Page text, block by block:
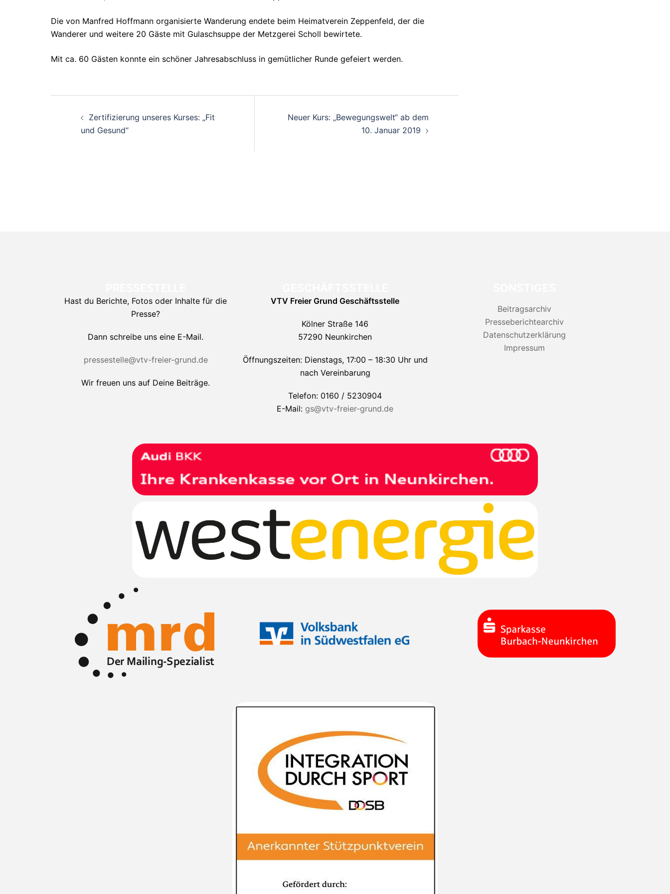
Die von Manfred Hoffmann organisierte Wanderung endete beim Heimatverein Zeppenfeld, der die
Wanderer und weitere 20 Gäste mit Gulaschsuppe der Metzgerei Scholl bewirtete.
Mit ca. 60 Gästen konnte ein schöner Jahresabschluss in gemütlicher Runde gefeiert werden.
Beitragsnavigation
Zertifizierung unseres Kurses: „Fit
und Gesund“
Neuer Kurs: „Bewegungswelt“ ab dem
10. Januar 2019
Hast du Berichte, Fotos oder Inhalte für die
Presse?
Dann schreibe uns eine E-Mail.
pressestelle@vtv-freier-grund.de
Wir freuen uns auf Deine Beiträge.
VTV Freier Grund Geschäftsstelle
Kölner Straße 146
57290 Neunkirchen
Öffnungszeiten: Dienstags, 17:00 – 18:30 Uhr und
nach Vereinbarung
Telefon: 0160 / 5230904
E-Mail: gs@vtv-freier-grund.de
Beitragsarchiv
Presseberichtearchiv
Datenschutzerklärung
Impressum